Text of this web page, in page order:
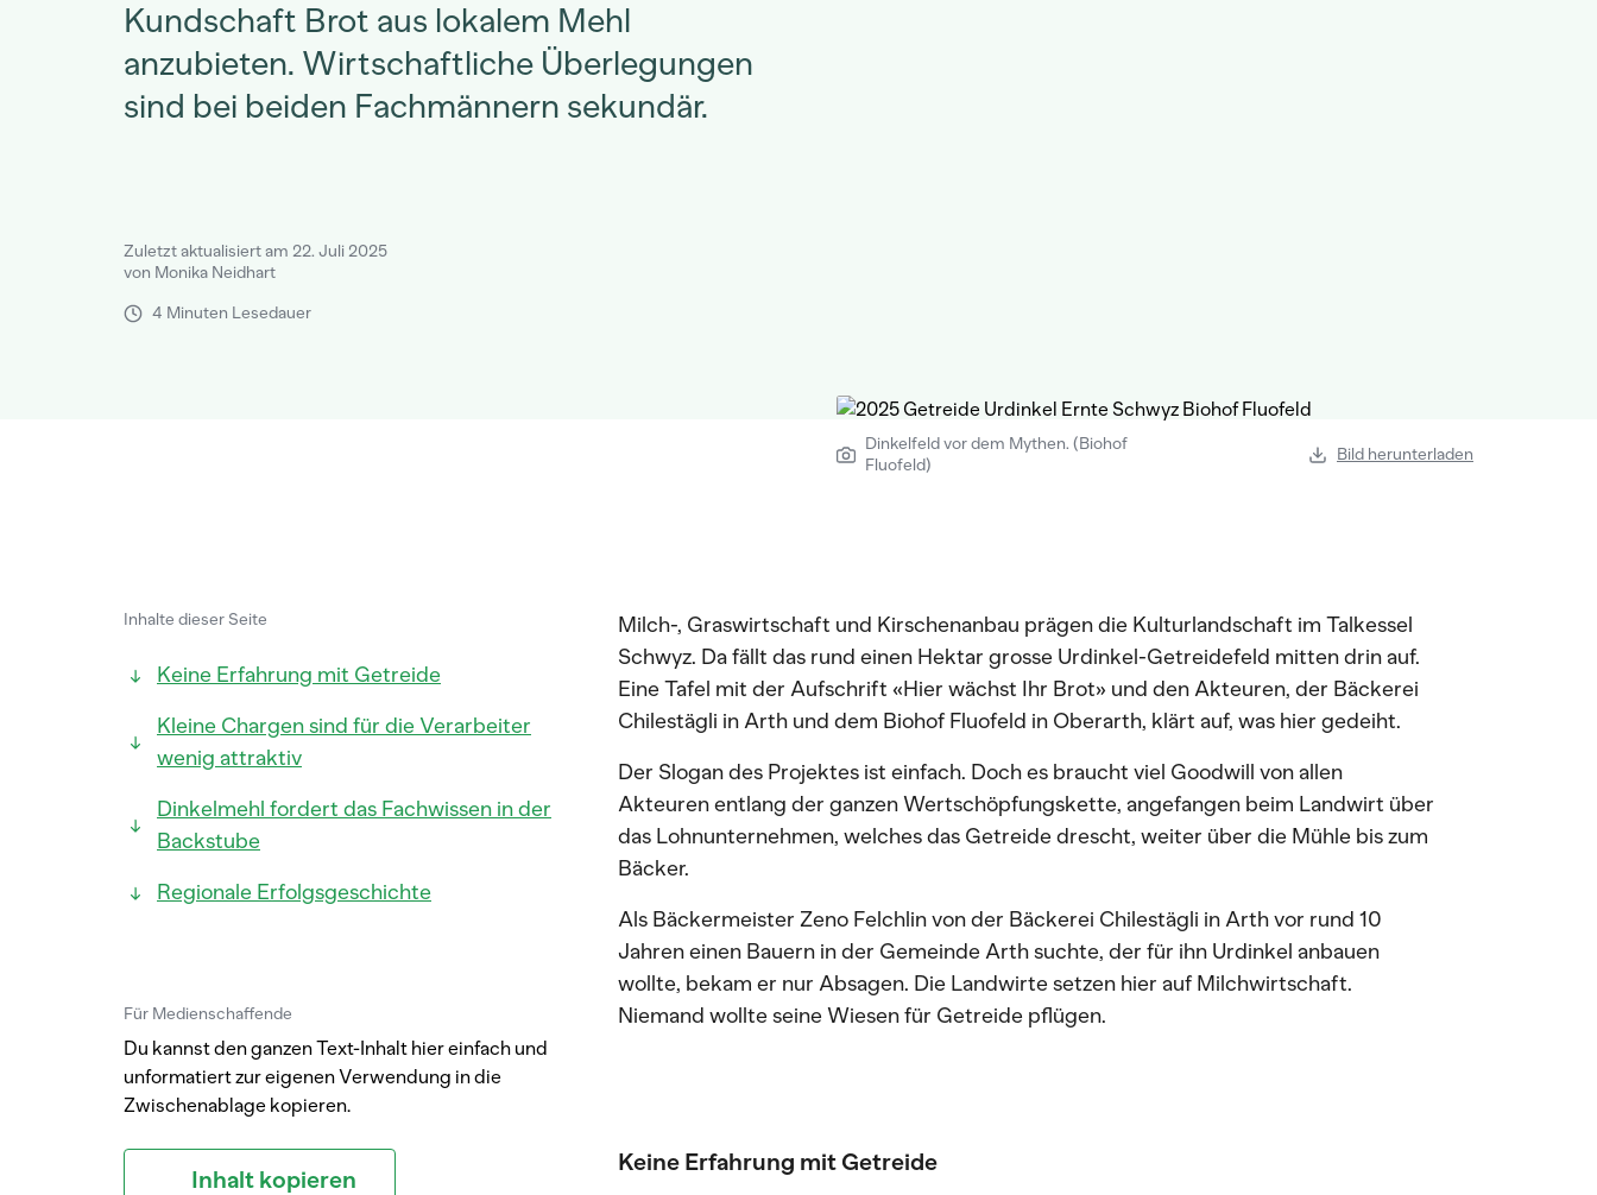
Kundschaft Brot aus lokalem Mehl
anzubieten. Wirtschaftliche Überlegungen
sind bei beiden Fachmännern sekundär.
Zuletzt aktualisiert am 22. Juli 2025
von Monika Neidhart
4 Minuten Lesedauer
Dinkelfeld vor dem Mythen. (Biohof
Fluofeld)
Bild herunterladen
Inhalte dieser Seite
Keine Erfahrung mit Getreide
Kleine Chargen sind für die Verarbeiter
wenig attraktiv
Dinkelmehl fordert das Fachwissen in der
Backstube
Regionale Erfolgsgeschichte
Für Medienschaffende
Du kannst den ganzen Text-Inhalt hier einfach und
unformatiert zur eigenen Verwendung in die
Zwischenablage kopieren.
Inhalt kopieren
Milch-, Graswirtschaft und Kirschenanbau prägen die Kulturlandschaft im Talkessel
Schwyz. Da fällt das rund einen Hektar grosse Urdinkel-Getreidefeld mitten drin auf.
Eine Tafel mit der Aufschrift «Hier wächst Ihr Brot» und den Akteuren, der Bäckerei
Chilestägli in Arth und dem Biohof Fluofeld in Oberarth, klärt auf, was hier gedeiht.
Der Slogan des Projektes ist einfach. Doch es braucht viel Goodwill von allen
Akteuren entlang der ganzen Wertschöpfungskette, angefangen beim Landwirt über
das Lohnunternehmen, welches das Getreide drescht, weiter über die Mühle bis zum
Bäcker.
Als Bäckermeister Zeno Felchlin von der Bäckerei Chilestägli in Arth vor rund 10
Jahren einen Bauern in der Gemeinde Arth suchte, der für ihn Urdinkel anbauen
wollte, bekam er nur Absagen. Die Landwirte setzen hier auf Milchwirtschaft.
Niemand wollte seine Wiesen für Getreide pflügen.
Keine Erfahrung mit Getreide